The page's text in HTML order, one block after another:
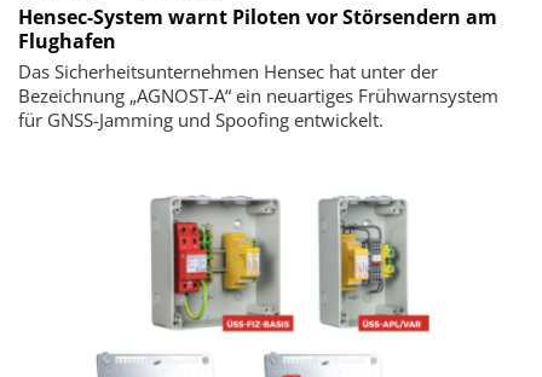
Hensec-System warnt Piloten vor Störsendern am
Flughafen
Das Sicherheitsunternehmen Hensec hat unter der
Bezeichnung „AGNOST-A“ ein neuartiges Frühwarnsystem
für GNSS-Jamming und Spoofing entwickelt.